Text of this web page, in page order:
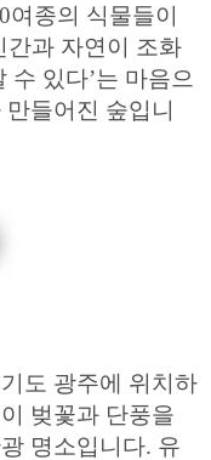
여종의 식물들이
간과 자연이 조화
있다’는 마음으
들어진 숲입니
도 광주에 위치하
벚꽃과 단풍을
명소입니다. 유